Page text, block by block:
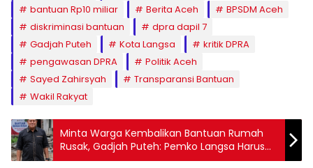
bantuan Rp10 miliar
Berita Aceh
BPSDM Aceh
diskriminasi bantuan
dpra dapil 7
Gadjah Puteh
Kota Langsa
kritik DPRA
pengawasan DPRA
Politik Aceh
Sayed Zahirsyah
Transparansi Bantuan
Wakil Rakyat
Minta Warga Kembalikan Bantuan Rumah
Rusak, Gadjah Puteh: Pemko Langsa Harus
Hadir Memberi Solusi